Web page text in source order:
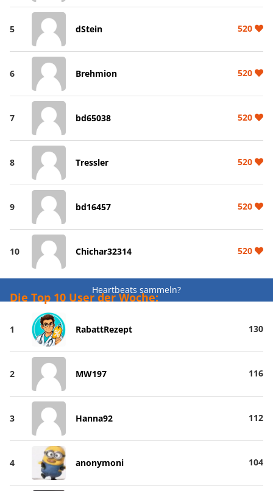
5 dStein 520
6 Brehmion 520
7 bd65038 520
8 Tressler 520
9 bd16457 520
10 Chichar32314 520
Heartbeats sammeln?
Die Top 10 User der Woche:
1 RabattRezept 130
2 MW197 116
3 Hanna92 112
4 anonymoni 104